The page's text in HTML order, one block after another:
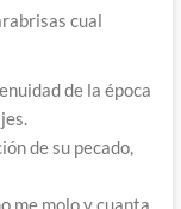
cual
de la época
de su pecado,
me molo y cuanta